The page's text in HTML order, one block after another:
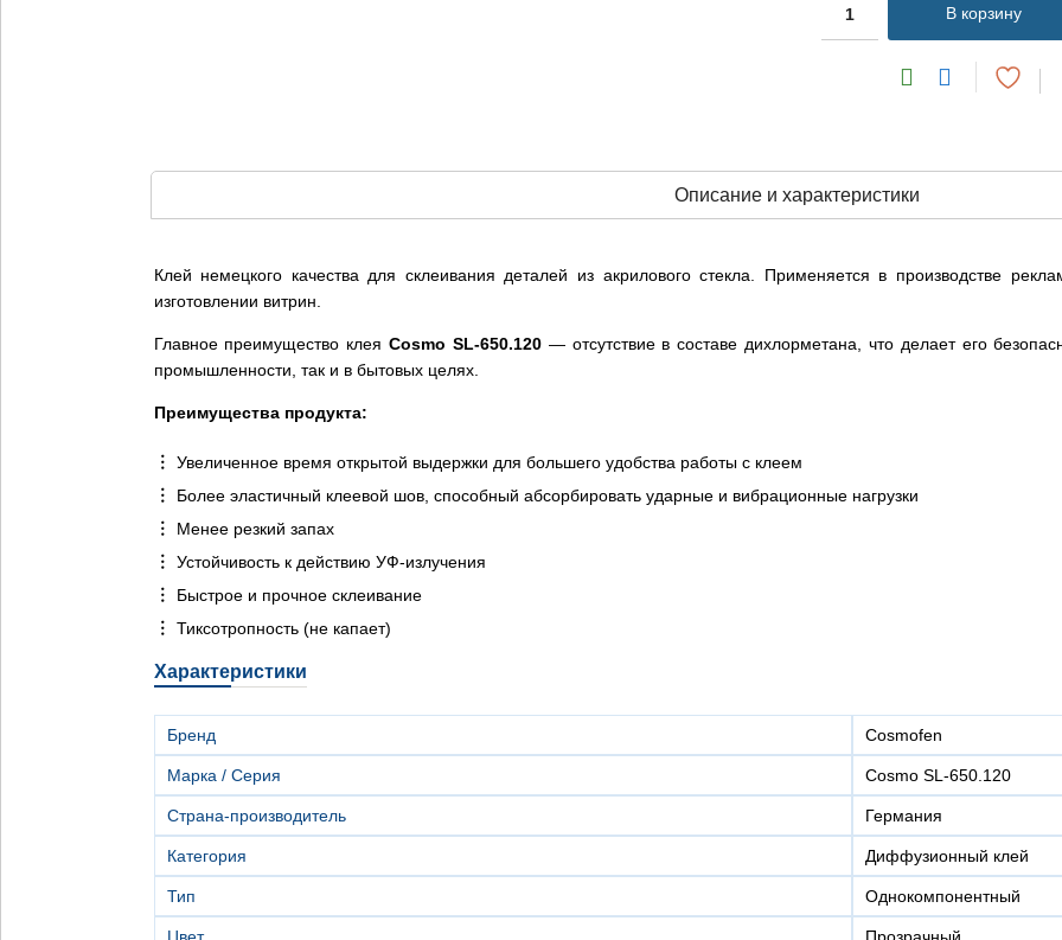
В корзину
Описание и характеристики
Клей немецкого качества для склеивания деталей из акрилового стекла. Применяется в производстве
изготовлении витрин.
Главное преимущество клеяCosmo SL-650.120— отсутствие в составе дихлорметана, что делает его
промышленности, так и в бытовых целях.
Преимущества продукта:
Увеличенное время открытой выдержки для большего удобства работы с клеем
Более эластичный клеевой шов, способный абсорбировать ударные и вибрационные нагрузки
Менее резкий запах
Устойчивость к действию УФ-излучения
Быстрое и прочное склеивание
Тиксотропность (не капает)
Характеристики
Бренд Cosmofen
Марка / Серия Cosmo SL-650.120
Страна-производитель Германия
Категория Диффузионный клей
Тип Однокомпонентный